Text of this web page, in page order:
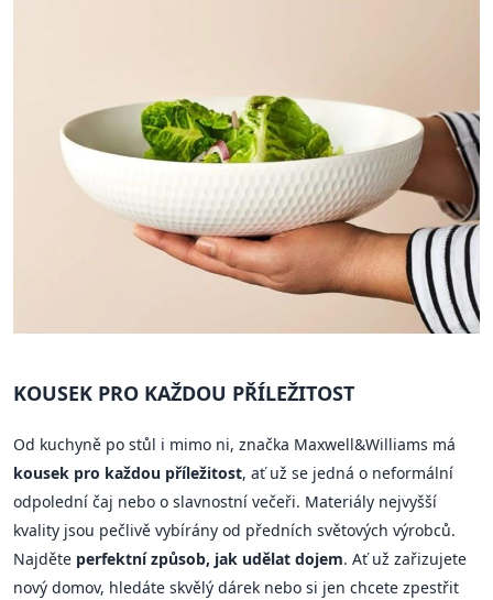
KOUSEK PRO KAŽDOU PŘÍLEŽITOST
Od kuchyně po stůl i mimo ni, značka Maxwell&Williams má
kousek pro každou příležitost, ať už se jedná o neformální
odpolední čaj nebo o slavnostní večeři. Materiály nejvyšší
kvality jsou pečlivě vybírány od předních světových výrobců.
Najděte perfektní způsob, jak udělat dojem. Ať už zařizujete
nový domov, hledáte skvělý dárek nebo si jen chcete zpestřit